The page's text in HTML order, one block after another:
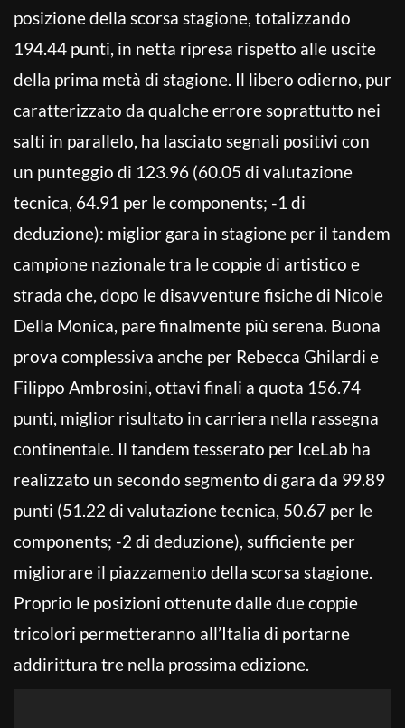
posizione della scorsa stagione, totalizzando
194.44 punti, in netta ripresa rispetto alle uscite
della prima metà di stagione. Il libero odierno, pur
caratterizzato da qualche errore soprattutto nei
salti in parallelo, ha lasciato segnali positivi con
un punteggio di 123.96 (60.05 di valutazione
tecnica, 64.91 per le components; -1 di
deduzione): miglior gara in stagione per il tandem
campione nazionale tra le coppie di artistico e
strada che, dopo le disavventure fisiche di Nicole
Della Monica, pare finalmente più serena. Buona
prova complessiva anche per Rebecca Ghilardi e
Filippo Ambrosini, ottavi finali a quota 156.74
punti, miglior risultato in carriera nella rassegna
continentale. Il tandem tesserato per IceLab ha
realizzato un secondo segmento di gara da 99.89
punti (51.22 di valutazione tecnica, 50.67 per le
components; -2 di deduzione), sufficiente per
migliorare il piazzamento della scorsa stagione.
Proprio le posizioni ottenute dalle due coppie
tricolori permetteranno all’Italia di portarne
addirittura tre nella prossima edizione.